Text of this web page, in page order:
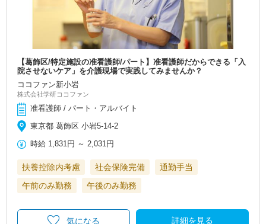
【葛飾区/特定施設の准看護師/パート】准看護師だからできる「入
院させないケア」を介護現場で実践してみませんか？
ココファン新小岩
株式会社学研ココファン
准看護師 / パート・アルバイト
東京都 葛飾区 小岩5-14-2
時給 1,831円 ～2,031円
扶養控除内考慮 社会保険完備
通勤手当
午前のみ勤務
午後のみ勤務
詳細を見る
気になる